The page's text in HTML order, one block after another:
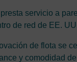
servicio a
de red de EE.
de flota se
y comodidad